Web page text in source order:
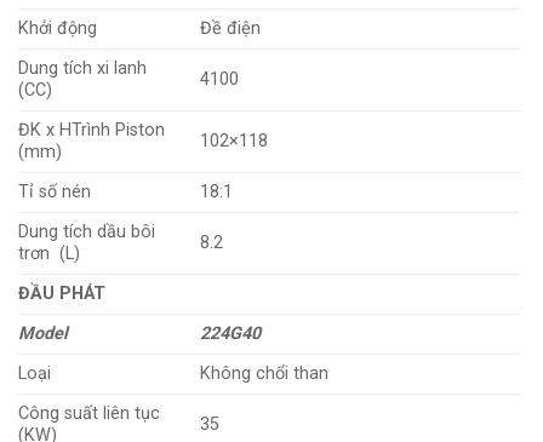
Khởi động
Đề điện
Dung tích xi lanh
(CC)
4100
ĐK x HTrình Piston
(mm)
102×118
Tỉ số nén
18:1
Dung tích dầu bôi
trơn (L)
8.2
ĐẦU PHÁT
Model
224G40
Loại
Không chổi than
Công suất liên tục
(KW)
35